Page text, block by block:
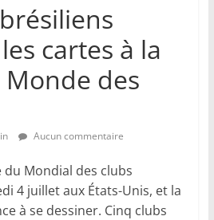
cartes à la
des
Aucun commentaire
du Mondial des clubs
4 juillet aux États-Unis, et la
à se dessiner. Cinq clubs